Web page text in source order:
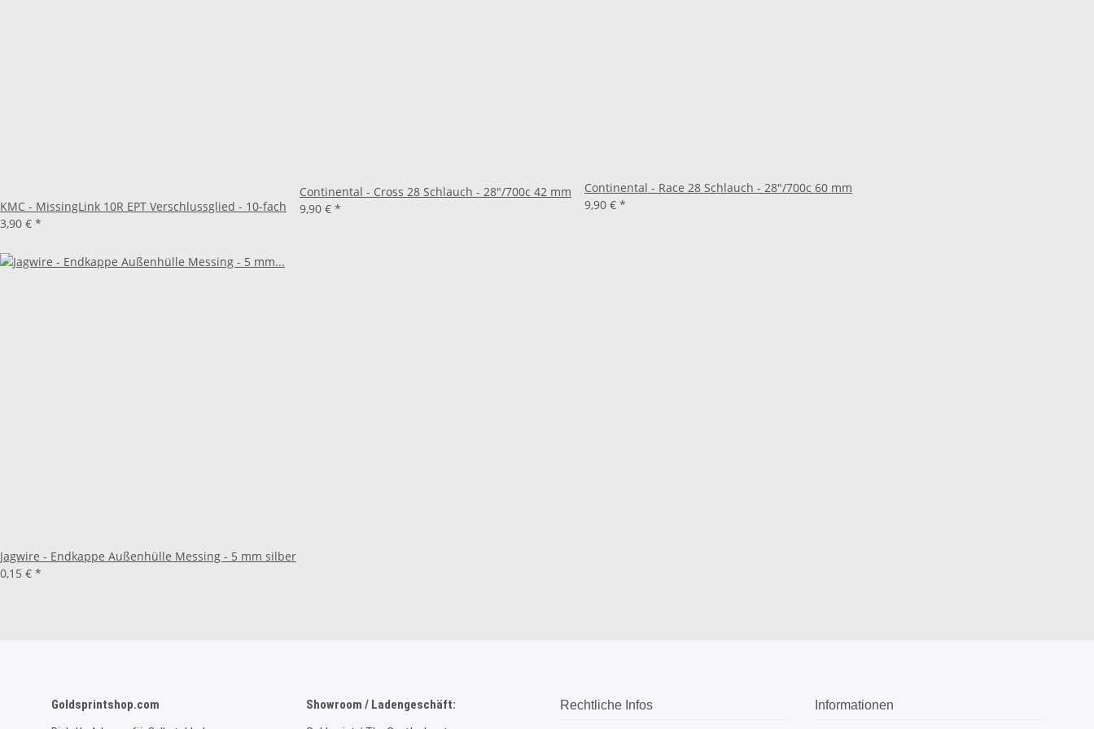
KMC - MissingLink 10R EPT Verschlussglied - 10-fach
3,90 € *
Continental - Cross 28 Schlauch - 28"/700c 42 mm
9,90 € *
Continental - Race 28 Schlauch - 28"/700c 60 mm
9,90 € *
Jagwire - Endkappe Außenhülle Messing - 5 mm silber
0,15 € *
Goldsprintshop.com
Showroom / Ladengeschäft:
Rechtliche Infos Informationen